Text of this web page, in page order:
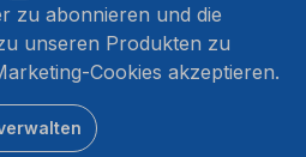
zu abonnieren und die
unseren Produkten zu
Cookies akzeptieren.